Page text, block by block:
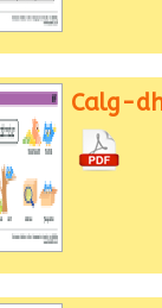
Calg-